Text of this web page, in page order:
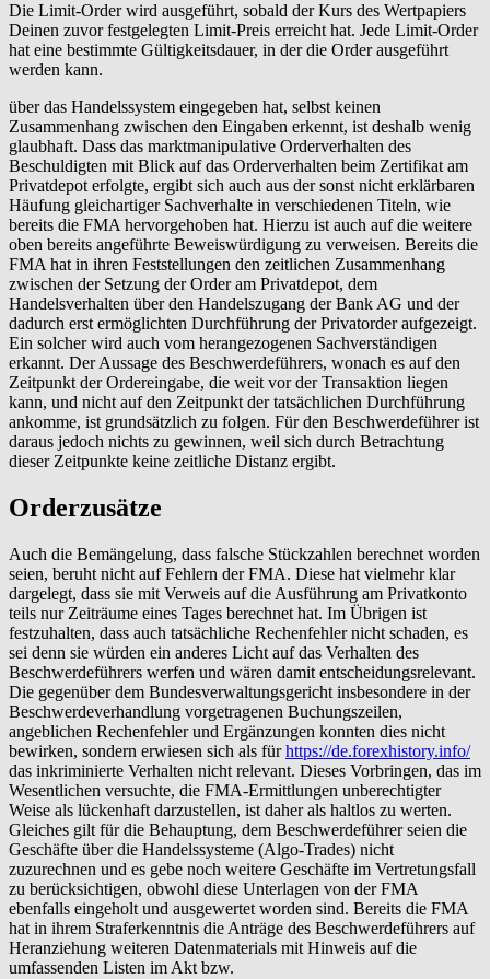
Die Limit-Order wird ausgeführt, sobald der Kurs des Wertpapiers
Deinen zuvor festgelegten Limit-Preis erreicht hat. Jede Limit-Order
hat eine bestimmte Gültigkeitsdauer, in der die Order ausgeführt
werden kann.
über das Handelssystem eingegeben hat, selbst keinen
Zusammenhang zwischen den Eingaben erkennt, ist deshalb wenig
glaubhaft. Dass das marktmanipulative Orderverhalten des
Beschuldigten mit Blick auf das Orderverhalten beim Zertifikat am
Privatdepot erfolgte, ergibt sich auch aus der sonst nicht erklärbaren
Häufung gleichartiger Sachverhalte in verschiedenen Titeln, wie
bereits die FMA hervorgehoben hat. Hierzu ist auch auf die weitere
oben bereits angeführte Beweiswürdigung zu verweisen. Bereits die
FMA hat in ihren Feststellungen den zeitlichen Zusammenhang
zwischen der Setzung der Order am Privatdepot, dem
Handelsverhalten über den Handelszugang der Bank AG und der
dadurch erst ermöglichten Durchführung der Privatorder aufgezeigt.
Ein solcher wird auch vom herangezogenen Sachverständigen
erkannt. Der Aussage des Beschwerdeführers, wonach es auf den
Zeitpunkt der Ordereingabe, die weit vor der Transaktion liegen
kann, und nicht auf den Zeitpunkt der tatsächlichen Durchführung
ankomme, ist grundsätzlich zu folgen. Für den Beschwerdeführer ist
daraus jedoch nichts zu gewinnen, weil sich durch Betrachtung
dieser Zeitpunkte keine zeitliche Distanz ergibt.
Orderzusätze
Auch die Bemängelung, dass falsche Stückzahlen berechnet worden
seien, beruht nicht auf Fehlern der FMA. Diese hat vielmehr klar
dargelegt, dass sie mit Verweis auf die Ausführung am Privatkonto
teils nur Zeiträume eines Tages berechnet hat. Im Übrigen ist
festzuhalten, dass auch tatsächliche Rechenfehler nicht schaden, es
sei denn sie würden ein anderes Licht auf das Verhalten des
Beschwerdeführers werfen und wären damit entscheidungsrelevant.
Die gegenüber dem Bundesverwaltungsgericht insbesondere in der
Beschwerdeverhandlung vorgetragenen Buchungszeilen,
angeblichen Rechenfehler und Ergänzungen konnten dies nicht
bewirken, sondern erwiesen sich als fürhttps://de.forexhistory.info/
das inkriminierte Verhalten nicht relevant. Dieses Vorbringen, das im
Wesentlichen versuchte, die FMA-Ermittlungen unberechtigter
Weise als lückenhaft darzustellen, ist daher als haltlos zu werten.
Gleiches gilt für die Behauptung, dem Beschwerdeführer seien die
Geschäfte über die Handelssysteme (Algo-Trades) nicht
zuzurechnen und es gebe noch weitere Geschäfte im Vertretungsfall
zu berücksichtigen, obwohl diese Unterlagen von der FMA
ebenfalls eingeholt und ausgewertet worden sind. Bereits die FMA
hat in ihrem Straferkenntnis die Anträge des Beschwerdeführers auf
Heranziehung weiteren Datenmaterials mit Hinweis auf die
umfassenden Listen im Akt bzw.